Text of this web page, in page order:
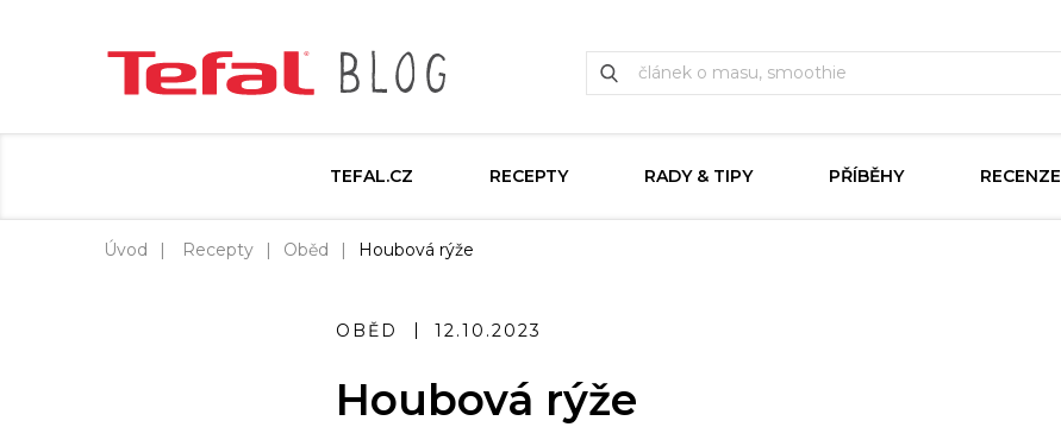
TEFAL.CZ RECEPTY RADY & TIPY PŘÍBĚHY RECENZE
Úvod Recepty Oběd Houbová rýže
OBĚD 12.10.2023
Houbová rýže